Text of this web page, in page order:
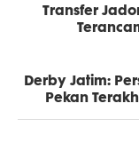
Transfer
Derby Jatim:
Pekan